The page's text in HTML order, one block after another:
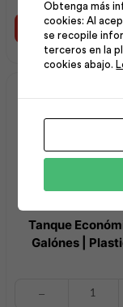
1Ľ
Añadir al
Tanque
Galónes |
Obtenga más
cookies: Al
se recopile
terceros en la
cookies abajo.